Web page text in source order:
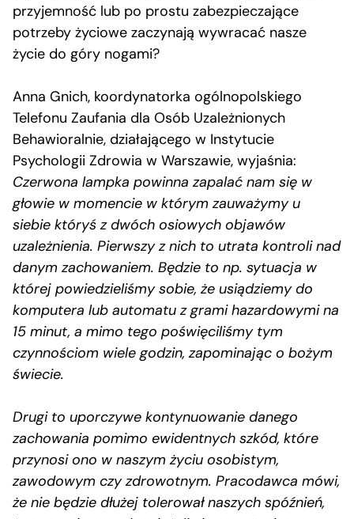
przyjemność lub po prostu zabezpieczające
potrzeby życiowe zaczynają wywracać nasze
życie do góry nogami?
Anna Gnich, koordynatorka ogólnopolskiego
Telefonu Zaufania dla Osób Uzależnionych
Behawioralnie, działającego w Instytucie
Psychologii Zdrowia w Warszawie, wyjaśnia:
Czerwona lampka powinna zapalać nam się w
głowie w momencie w którym zauważymy u
siebie któryś z dwóch osiowych objawów
uzależnienia. Pierwszy z nich to utrata kontroli nad
danym zachowaniem. Będzie to np. sytuacja w
której powiedzieliśmy sobie, że usiądziemy do
komputera lub automatu z grami hazardowymi na
15 minut, a mimo tego poświęciliśmy tym
czynnościom wiele godzin, zapominając o bożym
świecie.
Drugi to uporczywe kontynuowanie danego
zachowania pomimo ewidentnych szkód, które
przynosi ono w naszym życiu osobistym,
zawodowym czy zdrowotnym. Pracodawca mówi,
że nie będzie dłużej tolerował naszych spóźnień,